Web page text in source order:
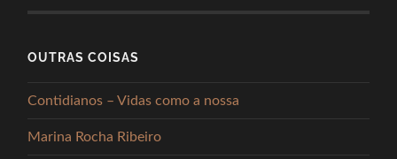
OUTRAS COISAS
Contidianos – Vidas como a nossa
Marina Rocha Ribeiro